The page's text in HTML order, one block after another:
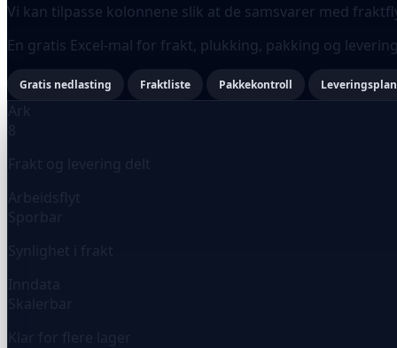
Vi kan tilpasse kolonnene slik at de samsvarer med
En gratis Excel-mal for frakt, plukking, pakking og
Gratis nedlasting Fraktliste Pakkekontroll Leveringsplan
Ark
8
Frakt og levering delt
Arbeidsflyt
Sporbar
Synlighet i frakt
Inndata
Skalerbar
Klar for flere lager